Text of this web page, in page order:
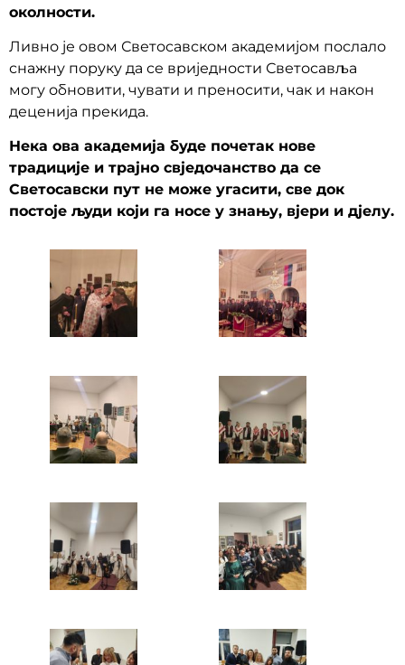
околности.
Ливно је овом Светосавском академијом послало
снажну поруку да се вриједности Светосавља
могу обновити, чувати и преносити, чак и након
деценија прекида.
Нека ова академија буде почетак нове
традиције и трајно свједочанство да се
Светосавски пут не може угасити, све док
постоје људи који га носе у знању, вјери и дјелу.